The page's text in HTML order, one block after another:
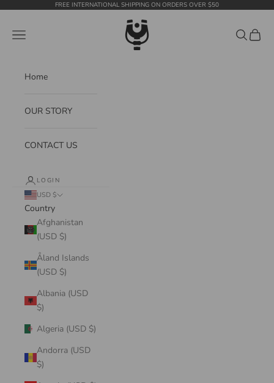
Skip to contentFREE INTERNATIONAL SHIPPING ON ORDERS OVER $50
WildTension
Navigation menu Search
Cart
Home
OUR STORY
CONTACT US
LOGIN
USD $
Country
Afghanistan
(USD $)
Åland Islands
(USD $)
Albania (USD
$)
Algeria (USD $)
Andorra (USD
$)